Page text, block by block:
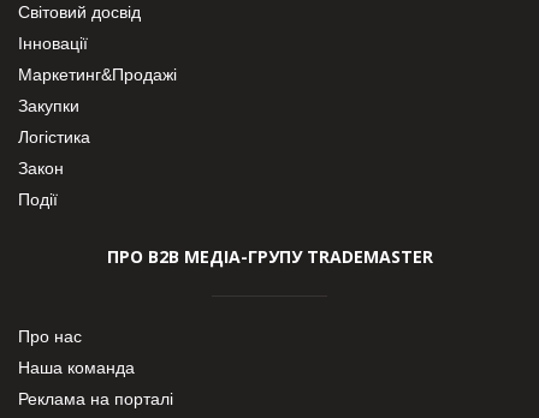
Світовий досвід
Інновації
Маркетинг&Продажі
Закупки
Логістика
Закон
Події
ПРО В2В МЕДІА-ГРУПУ TRADEMASTER
Про нас
Наша команда
Реклама на порталі